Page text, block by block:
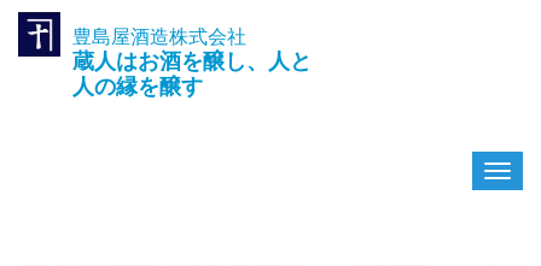
豊島屋酒造株式会社
蔵人はお酒を醸し、人と
人の縁を醸す
ナ